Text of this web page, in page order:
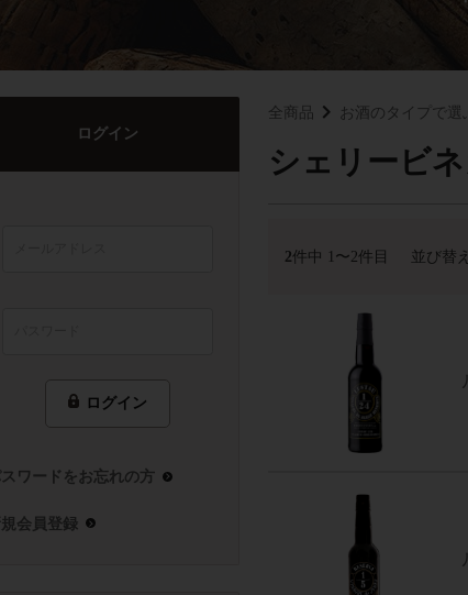
全商品 お酒のタイプで選
シェリービ
2件中 1〜2件目 並び替え
ログイン
ログイン
ワードをお忘れの方
会員登録